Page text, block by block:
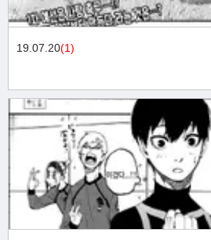
19.07.20(1)